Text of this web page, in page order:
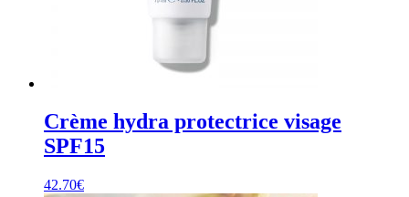
Crème hydra protectrice visage
SPF15
42.70€